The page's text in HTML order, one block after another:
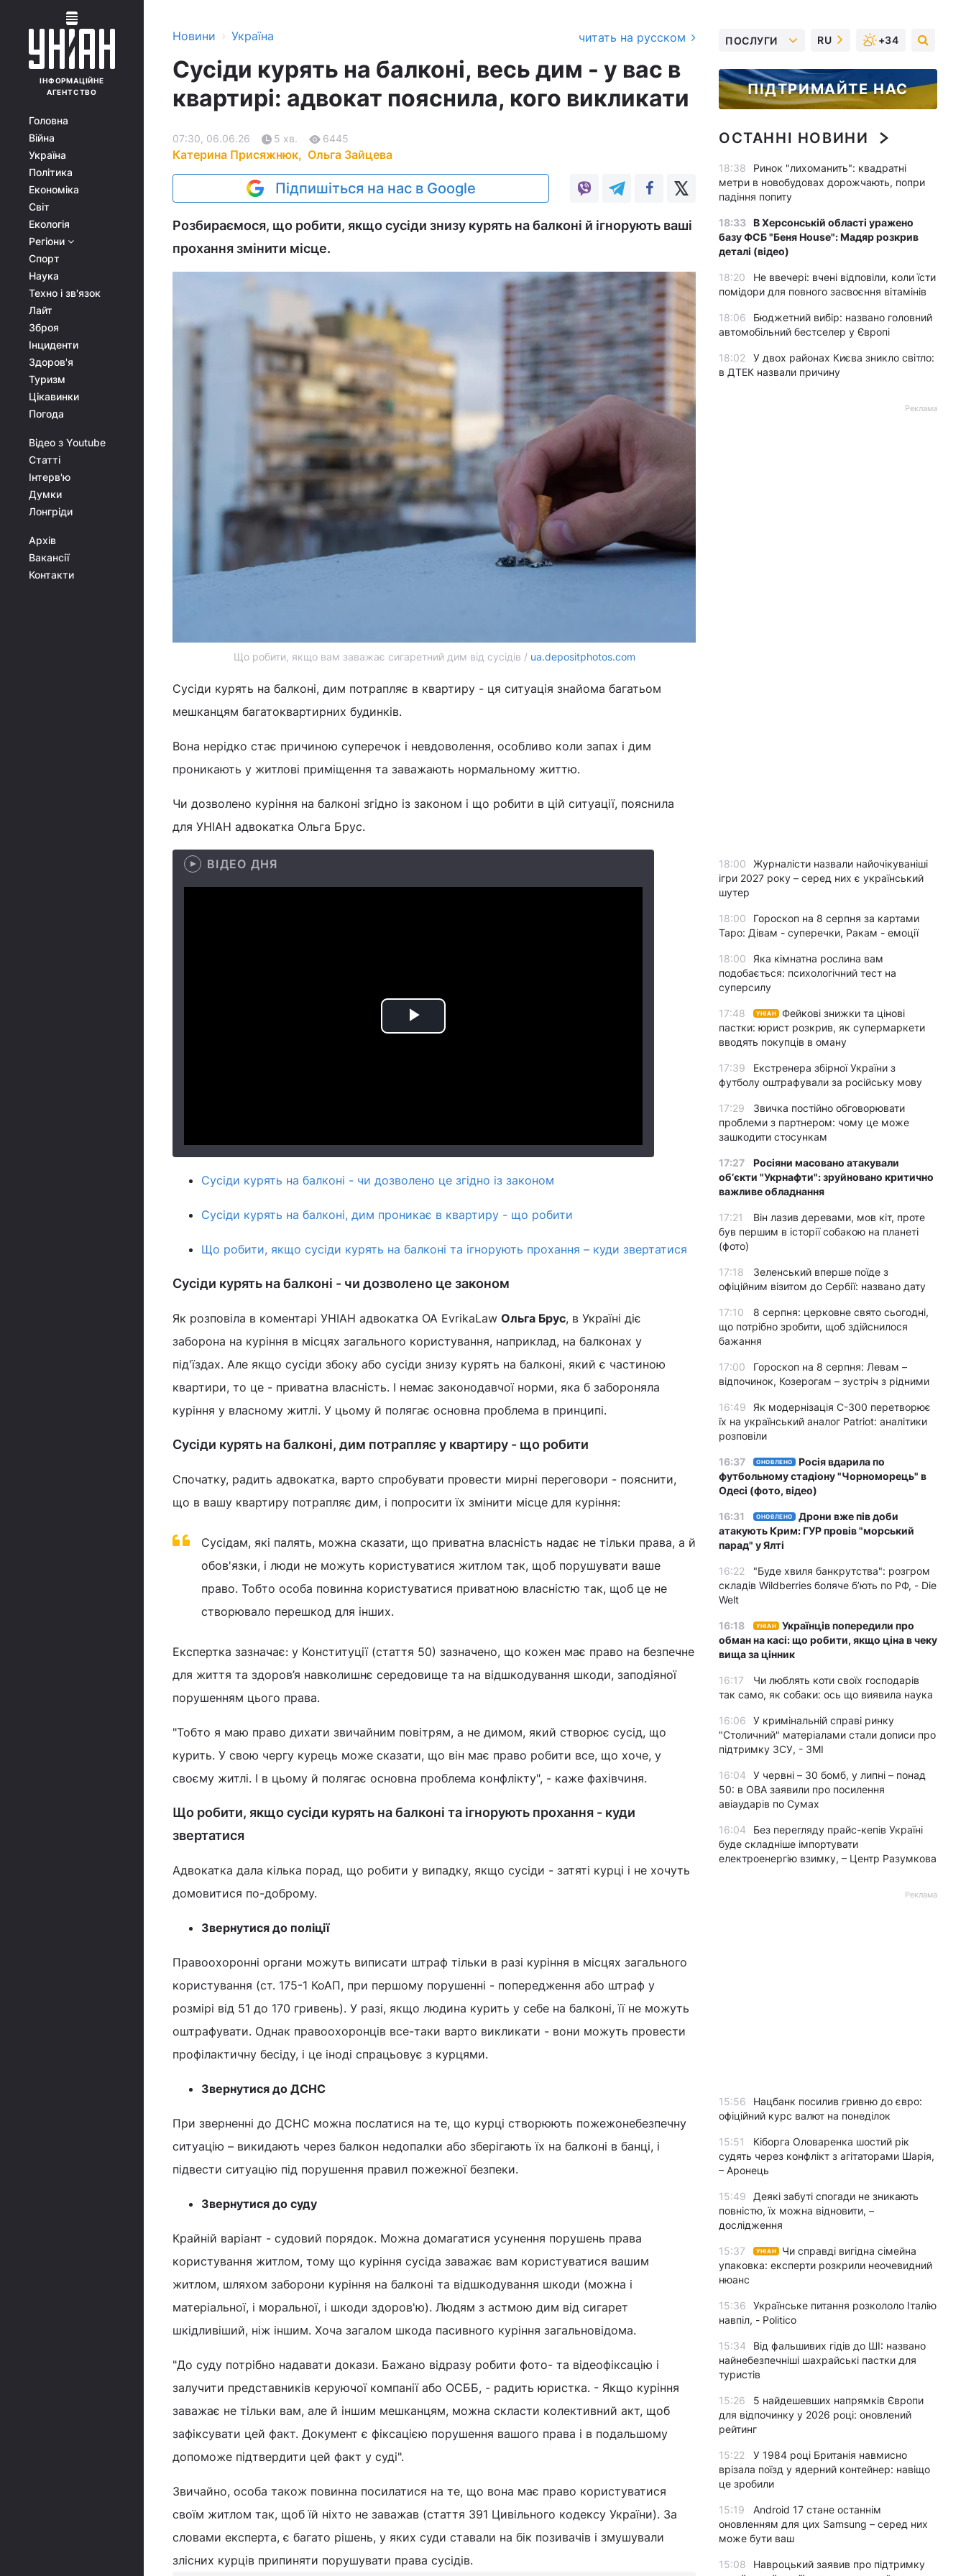
ІНФОРМАЦІЙНЕ
АГЕНТСТВО
Головна
Війна
Україна
Політика
Економіка
Світ
Екологія
Регіони
Спорт
Наука
Техно і зв'язок
Лайт
Зброя
Інциденти
Здоров'я
Туризм
Цікавинки
Погода
Відео з Youtube
Статті
Інтерв'ю
Думки
Лонгріди
Архів
Вакансії
Контакти
Новини › Україна читать на русском
Сусіди курять на балконі, весь дим - у вас в
квартирі: адвокат пояснила, кого викликати
Катерина Присяжнюк, Ольга Зайцева
07:30, 06.06.26 5 хв. 6445
Підпишіться на нас в Google
Розбираємося, що робити, якщо сусіди знизу курять на балконі й ігнорують ваші
прохання змінити місце.
Що робити, якщо вам заважає сигаретний дим від сусідів / ua.depositphotos.com
Сусіди курять на балконі, дим потрапляє в квартиру - ця ситуація знайома багатьом
мешканцям багатоквартирних будинків.
Вона нерідко стає причиною суперечок і невдоволення, особливо коли запах і дим
проникають у житлові приміщення та заважають нормальному життю.
Чи дозволено куріння на балконі згідно із законом і що робити в цій ситуації, пояснила
для УНІАН адвокатка Ольга Брус.
ВІДЕО ДНЯ
Play
Сусіди курять на балконі - чи дозволено це згідно із законом
Сусіди курять на балконі, дим проникає в квартиру - що робити
Що робити, якщо сусіди курять на балконі та ігнорують прохання – куди звертатися
Сусіди курять на балконі - чи дозволено це законом
Як розповіла в коментарі УНІАН адвокатка ОА EvrikaLaw Ольга Брус, в Україні діє
заборона на куріння в місцях загального користування, наприклад, на балконах у
під'їздах. Але якщо сусіди збоку або сусіди знизу курять на балконі, який є частиною
квартири, то це - приватна власність. І немає законодавчої норми, яка б забороняла
куріння у власному житлі. У цьому й полягає основна проблема в принципі.
Сусіди курять на балконі, дим потрапляє у квартиру - що робити
Спочатку, радить адвокатка, варто спробувати провести мирні переговори - пояснити,
що в вашу квартиру потрапляє дим, і попросити їх змінити місце для куріння:
Сусідам, які палять, можна сказати, що приватна власність надає не тільки права, а й
обов'язки, і люди не можуть користуватися житлом так, щоб порушувати ваше
право. Тобто особа повинна користуватися приватною власністю так, щоб це не
створювало перешкод для інших.
Експертка зазначає: у Конституції (стаття 50) зазначено, що кожен має право на безпечне
для життя та здоров’я навколишнє середовище та на відшкодування шкоди, заподіяної
порушенням цього права.
"Тобто я маю право дихати звичайним повітрям, а не димом, який створює сусід, що
курить. У свою чергу курець може сказати, що він має право робити все, що хоче, у
своєму житлі. І в цьому й полягає основна проблема конфлікту", - каже фахівчиня.
Що робити, якщо сусіди курять на балконі та ігнорують прохання - куди
звертатися
Адвокатка дала кілька порад, що робити у випадку, якщо сусіди - затяті курці і не хочуть
домовитися по-доброму.
Звернутися до поліції
Правоохоронні органи можуть виписати штраф тільки в разі куріння в місцях загального
користування (ст. 175-1 КоАП, при першому порушенні - попередження або штраф у
розмірі від 51 до 170 гривень). У разі, якщо людина курить у себе на балконі, її не можуть
оштрафувати. Однак правоохоронців все-таки варто викликати - вони можуть провести
профілактичну бесіду, і це іноді спрацьовує з курцями.
Звернутися до ДСНС
При зверненні до ДСНС можна послатися на те, що курці створюють пожежонебезпечну
ситуацію – викидають через балкон недопалки або зберігають їх на балконі в банці, і
підвести ситуацію під порушення правил пожежної безпеки.
Звернутися до суду
Крайній варіант - судовий порядок. Можна домагатися усунення порушень права
користування житлом, тому що куріння сусіда заважає вам користуватися вашим
житлом, шляхом заборони куріння на балконі та відшкодування шкоди (можна і
матеріальної, і моральної, і шкоди здоров'ю). Людям з астмою дим від сигарет
шкідливіший, ніж іншим. Хоча загалом шкода пасивного куріння загальновідома.
"До суду потрібно надавати докази. Бажано відразу робити фото- та відеофіксацію і
залучити представників керуючої компанії або ОСББ, - радить юристка. - Якщо куріння
заважає не тільки вам, але й іншим мешканцям, можна скласти колективний акт, щоб
зафіксувати цей факт. Документ є фіксацією порушення вашого права і в подальшому
допоможе підтвердити цей факт у суді".
Звичайно, особа також повинна посилатися на те, що вона має право користуватися
своїм житлом так, щоб їй ніхто не заважав (стаття 391 Цивільного кодексу України). За
словами експерта, є багато рішень, у яких суди ставали на бік позивачів і змушували
злісних курців припиняти порушувати права сусідів.
ПОСЛУГИ RU +34
ПІДТРИМАЙТЕ НАС
ОСТАННІ НОВИНИ
18:38
Ринок "лихоманить": квадратні
метри в новобудовах дорожчають, попри
падіння попиту
18:33 В Херсонській області уражено
базу ФСБ "Беня House": Мадяр розкрив
деталі (відео)
18:20
Не ввечері: вчені відповіли, коли їсти
помідори для повного засвоєння вітамінів
18:06
Бюджетний вибір: названо головний
автомобільний бестселер у Європі
18:02
У двох районах Києва зникло світло:
в ДТЕК назвали причину
Реклама
18:00
Журналісти назвали найочікуваніші
ігри 2027 року – серед них є український
шутер
18:00
Гороскоп на 8 серпня за картами
Таро: Дівам - суперечки, Ракам - емоції
18:00
Яка кімнатна рослина вам
подобається: психологічний тест на
суперсилу
17:48 УНІАН
Фейкові знижки та цінові
пастки: юрист розкрив, як супермаркети
вводять покупців в оману
17:39
Екстренера збірної України з
футболу оштрафували за російську мову
17:29
Звичка постійно обговорювати
проблеми з партнером: чому це може
зашкодити стосункам
17:27
Росіяни масовано атакували
обʼєкти "Укрнафти": зруйновано критично
важливе обладнання
17:21
Він лазив деревами, мов кіт, проте
був першим в історії собакою на планеті
(фото)
17:18
Зеленський вперше поїде з
офіційним візитом до Сербії: названо дату
17:10
8 серпня: церковне свято сьогодні,
що потрібно зробити, щоб здійснилося
бажання
17:00
Гороскоп на 8 серпня: Левам –
відпочинок, Козерогам – зустріч з рідними
16:49
Як модернізація С-300 перетворює
їх на український аналог Patriot: аналітики
розповіли
16:37 ОНОВЛЕНО
Росія вдарила по
футбольному стадіону "Чорноморець" в
Одесі (фото, відео)
16:31 ОНОВЛЕНО
Дрони вже пів доби
атакують Крим: ГУР провів "морський
парад" у Ялті
16:22
"Буде хвиля банкрутства": розгром
складів Wildberries боляче бʼють по РФ, - Die
Welt
16:18 УНІАН
Українців попередили про
обман на касі: що робити, якщо ціна в чеку
вища за цінник
16:17
Чи люблять коти своїх господарів
так само, як собаки: ось що виявила наука
16:06
У кримінальній справі ринку
"Столичний" матеріалами стали дописи про
підтримку ЗСУ, - ЗМІ
16:04
У червні – 30 бомб, у липні – понад
50: в ОВА заявили про посилення
авіаударів по Сумах
16:04
Без перегляду прайс-кепів Україні
буде складніше імпортувати
електроенергію взимку, – Центр Разумкова
Реклама
15:56
Нацбанк посилив гривню до євро:
офіційний курс валют на понеділок
15:51
Кіборга Оловаренка шостий рік
судять через конфлікт з агітаторами Шарія,
– Аронець
15:49
Деякі забуті спогади не зникають
повністю, їх можна відновити, –
дослідження
15:37 УНІАН
Чи справді вигідна сімейна
упаковка: експерти розкрили неочевидний
нюанс
15:36
Українське питання розкололо Італію
навпіл, - Politico
15:34
Від фальшивих гідів до ШІ: названо
найнебезпечніші шахрайські пастки для
туристів
15:26
5 найдешевших напрямків Європи
для відпочинку у 2026 році: оновлений
рейтинг
15:22
У 1984 році Британія навмисно
врізала поїзд у ядерний контейнер: навіщо
це зробили
15:19
Android 17 стане останнім
оновленням для цих Samsung – серед них
може бути ваш
15:08
Навроцький заявив про підтримку